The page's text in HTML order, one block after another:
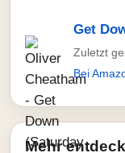
Get
Zuletzt
Bei
Mehr